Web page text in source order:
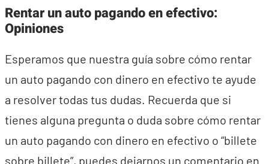
Rentar un auto pagando en efectivo:
Opiniones
Esperamos que nuestra guía sobre cómo rentar
un auto pagando con dinero en efectivo te ayude
a resolver todas tus dudas. Recuerda que si
tienes alguna pregunta o duda sobre cómo rentar
un auto pagando con dinero en efectivo o “billete
sobre billete”, puedes dejarnos un comentario en